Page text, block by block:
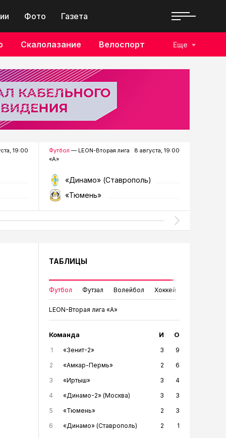
Фото Газета
Скалолазание Велоспорт Еще
19:00 Футбол — LEON-Вторая лига
«А»
8 августа, 19:00
«Динамо» (Ставрополь)
«Тюмень»
ТАБЛИЦЫ
Футбол Футзал Волейбол Хоккей
LEON-Вторая лига «А»
Команда И О
1 «Зенит-2» 3
9
2
«Амкар-Пермь» 2
6
3
«Иртыш» 3
4
4
«Динамо-2» (Москва) 3
3
5
«Тюмень» 2
3
6
«Динамо» (Ставрополь) 2
1